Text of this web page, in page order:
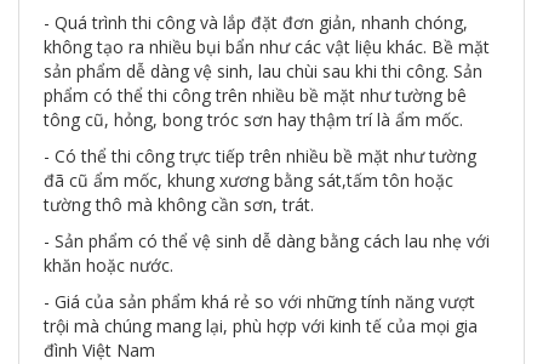
- Quá trình thi công và lắp đặt đơn giản, nhanh chóng,
không tạo ra nhiều bụi bẩn như các vật liệu khác. Bề mặt
sản phẩm dễ dàng vệ sinh, lau chùi sau khi thi công. Sản
phẩm có thể thi công trên nhiều bề mặt như tường bê
tông cũ, hỏng, bong tróc sơn hay thậm trí là ẩm mốc.
- Có thể thi công trực tiếp trên nhiều bề mặt như tường
đã cũ ẩm mốc, khung xương bằng sát,tấm tôn hoặc
tường thô mà không cần sơn, trát.
- Sản phẩm có thể vệ sinh dễ dàng bằng cách lau nhẹ với
khăn hoặc nước.
- Giá của sản phẩm khá rẻ so với những tính năng vượt
trội mà chúng mang lại, phù hợp với kinh tế của mọi gia
đình Việt Nam